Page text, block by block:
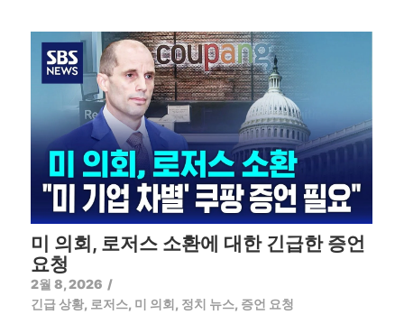
미 의회, 로저스 소환에 대한 긴급한 증언
요청
2월 8, 2026 /
긴급 상황, 로저스, 미 의회, 정치 뉴스, 증언 요청